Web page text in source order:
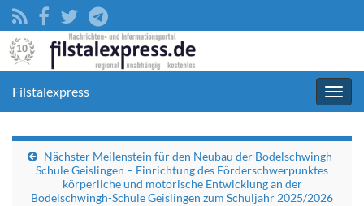
Filstalexpress
Nächster Meilenstein für den Neubau der Bodelschwingh-
Schule Geislingen – Einrichtung des Förderschwerpunktes
körperliche und motorische Entwicklung an der
Bodelschwingh-Schule Geislingen zum Schuljahr 2025/2026